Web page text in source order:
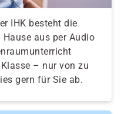
IHK besteht die
aus per Audio
– nur von zu
gern für Sie ab.